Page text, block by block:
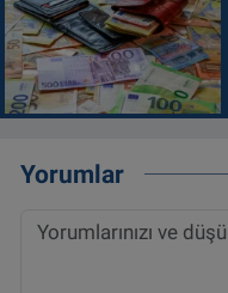
Yorumlar